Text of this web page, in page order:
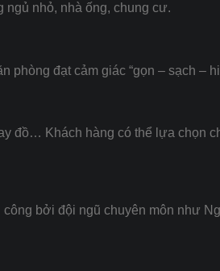
ngủ nhỏ, nhà ống, chung cư.
đạt cảm giác “gọn – sạch –
đồ… Khách hàng có thể lựa chọn
bởi đội ngũ chuyên môn như